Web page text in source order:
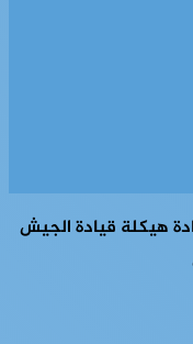
هيكلة قيادة الجيش